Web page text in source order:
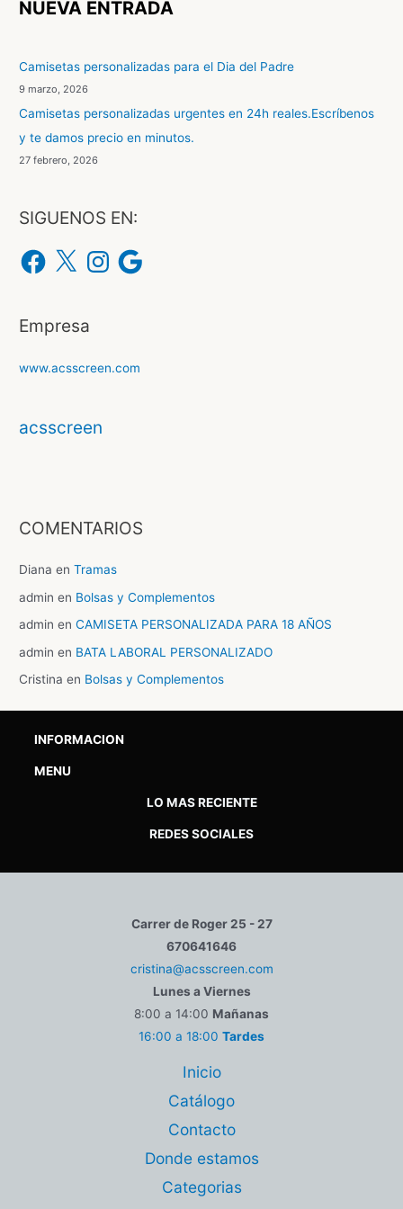
p
o
r
:
NUEVA ENTRADA
Camisetas personalizadas para el Dia del Padre
9 marzo, 2026
Camisetas personalizadas urgentes en 24h reales.Escríbenos
y te damos precio en minutos.
27 febrero, 2026
SIGUENOS EN:
F
a
c
o
k
X
n
s
r
a
G
o
o
Empresa
www.acsscreen.com
acsscreen
COMENTARIOS
Diana enTramas
admin en Bolsas y Complementos
admin enCAMISETA PERSONALIZADA PARA 18 AÑOS
admin en BATA LABORAL PERSONALIZADO
Cristina en Bolsas y Complementos
INFORMACION
MENU
LO MAS RECIENTE
REDES SOCIALES
Carrer de Roger 25 - 27
670641646
cristina@acsscreen.com
Lunes a Viernes
8:00 a 14:00 Mañanas
16:00 a 18:00 Tardes
Inicio
Catálogo
Contacto
Donde estamos
Categorias